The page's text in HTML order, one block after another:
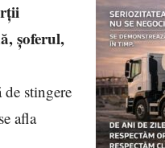
șoferul,
stingere
afla